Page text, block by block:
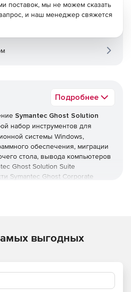
Подробнее
Symantec Ghost Solution
набор инструментов для
системы Windows,
обеспечения, миграции
стола, вывода компьютеров
Ghost Solution Suite
Symantec Ghost Corporate
Windows, используя методы
файлам и секторам. Сочетание
системным
в распределенных структурах
поставок, мы не можем сказать
и наш менеджер свяжется
выгодных